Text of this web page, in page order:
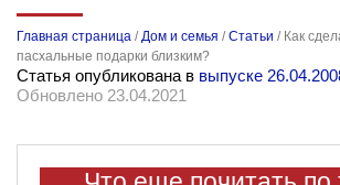
Главная страница /Дом и семья /Статьи / Как
пасхальные подарки близким?
Статья опубликована в выпуске
Обновлено 23.04.2021